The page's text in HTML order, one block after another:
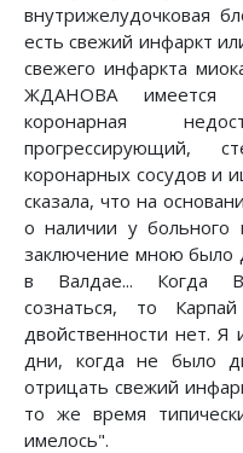
внутрижелудочковая
есть свежий инфаркт
свежего инфаркта
ЖДАНОВА имеется
коронарная
прогрессирующий,
коронарных сосудов и
сказала, что на
о наличии у больного
заключение мною было
в Валдае... Когда
сознаться, то
двойственности нет. Я
дни, когда не было
отрицать свежий
то же время
имелось".